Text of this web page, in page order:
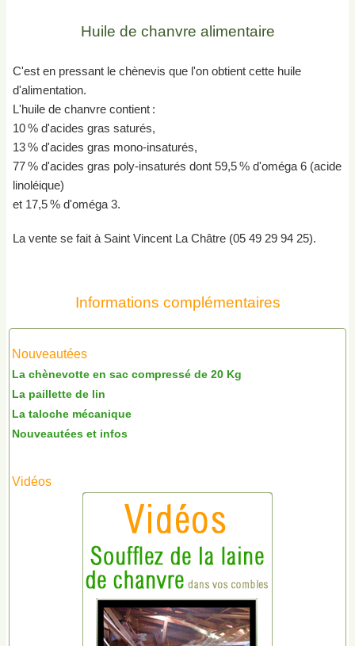
Huile de chanvre alimentaire
C'est en pressant le chènevis que l'on obtient cette huile
d'alimentation.
L'huile de chanvre contient :
10 % d'acides gras saturés,
13 % d'acides gras mono-insaturés,
77 % d'acides gras poly-insaturés dont 59,5 % d'oméga 6 (acide
linoléique)
et 17,5 % d'oméga 3.
La vente se fait à Saint Vincent La Châtre (05 49 29 94 25).
Informations complémentaires
Nouveautées
La chènevotte en sac compressé de 20 Kg
La paillette de lin
La taloche mécanique
Nouveautées et infos
Vidéos